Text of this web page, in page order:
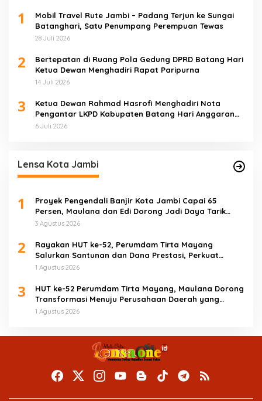
1
Mobil Travel Rute Jambi – Padang Terjun ke Sungai
Batanghari, Satu Penumpang Perempuan Tewas
28 Juli 2026
2
Bertepatan di Ruang Pola Gedung DPRD Batang Hari
Ketua Dewan Menghadiri Rapat Paripurna
14 Juli 2026
3
Ketua Dewan Rahmad Hasrofi Menghadiri Nota
Pengantar LKPD Kabupaten Batang Hari Anggaran
2025
6 Juli 2026
Lensa Kota Jambi
1
Proyek Pengendali Banjir Kota Jambi Capai 65
Persen, Maulana dan Edi Dorong Jadi Daya Tarik
Wisata
3 Agustus 2026
2
Rayakan HUT ke-52, Perumdam Tirta Mayang
Salurkan Santunan dan Dana Prestasi, Perkuat
Komitmen Tingkatkan Pelayanan
1 Agustus 2026
3
HUT ke-52 Perumdam Tirta Mayang, Maulana Dorong
Transformasi Menuju Perusahaan Daerah yang
Mandiri dan Profesional
1 Agustus 2026